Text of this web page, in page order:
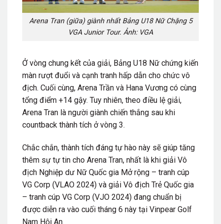
Arena Tran (giữa) giành nhất Bảng U18 Nữ Chặng 5
VGA Junior Tour. Ảnh: VGA
Ở vòng chung kết của giải, Bảng U18 Nữ chứng kiến
màn rượt đuổi và cạnh tranh hấp dẫn cho chức vô
địch. Cuối cùng, Arena Trần và Hana Vương có cùng
tổng điểm +14 gậy. Tuy nhiên, theo điều lệ giải,
Arena Tran là người giành chiến thắng sau khi
countback thành tích ở vòng 3.
Chắc chắn, thành tích đáng tự hào này sẽ giúp tăng
thêm sự tự tin cho Arena Tran, nhất là khi giải Vô
địch Nghiệp dư Nữ Quốc gia Mở rộng – tranh cúp
VG Corp (VLAO 2024) và giải Vô địch Trẻ Quốc gia
– tranh cúp VG Corp (VJO 2024) đang chuẩn bị
được diễn ra vào cuối tháng 6 này tại Vinpear Golf
Nam Hội An.